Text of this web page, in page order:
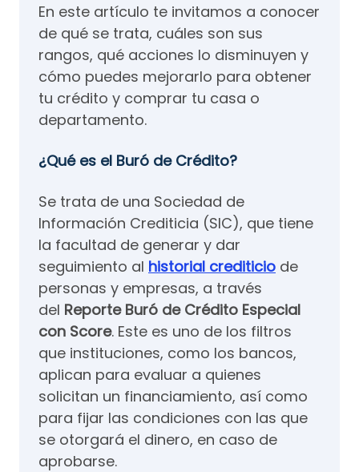
En este artículo te invitamos a conocer
de qué se trata, cuáles son sus
rangos, qué acciones lo disminuyen y
cómo puedes mejorarlo para obtener
tu crédito y comprar tu casa o
departamento.
¿Qué es el Buró de Crédito?
Se trata de una Sociedad de
Información Crediticia (SIC), que tiene
la facultad de generar y dar
seguimiento al historial crediticio de
personas y empresas, a través
del Reporte Buró de Crédito Especial
con Score. Este es uno de los filtros
que instituciones, como los bancos,
aplican para evaluar a quienes
solicitan un financiamiento, así como
para fijar las condiciones con las que
se otorgará el dinero, en caso de
aprobarse.